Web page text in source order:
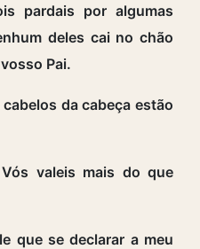
pardais por algumas
deles cai no chão
Pai.
da cabeça estão
valeis mais do que
que se declarar a meu